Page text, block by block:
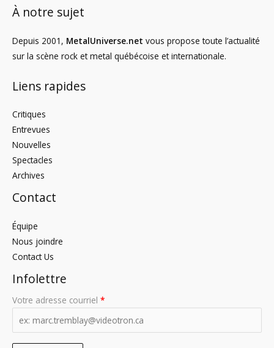
À notre sujet
Depuis 2001, MetalUniverse.net vous propose toute l’actualité
sur la scène rock et metal québécoise et internationale.
Liens rapides
Critiques
Entrevues
Nouvelles
Spectacles
Archives
Contact
Équipe
Nous joindre
Contact Us
Infolettre
Votre adresse courriel *